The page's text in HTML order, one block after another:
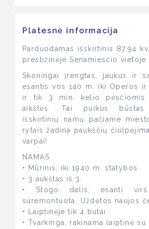
Platesnė informacija
Parduodamas išskirtinis 87,94
prestižinėje Senamiesčio vietoje
Skoningai įrengtas, jaukus ir
esantis vos 140 m. iki Operos
ir tik 3 min. kelio pėsčiomis
aikštės. Tai puikus būstas
išskirtinių namų pačiame
rytais žadina paukščių
varpai!
NAMAS
• Mūrinis, iki 1940 m. statybos.
• 3 aukštas iš 3.
• Stogo dalis, esanti
suremontuota. Uždėtos naujos
• Laiptinėje tik 4 butai.
• Tvarkinga, rakinama laiptinė su